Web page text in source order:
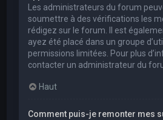
Les administrateurs du forum
soumettre à des vérifications les
rédigez sur le forum. Il est
ayez été placé dans un groupe
permissions limitées. Pour plus
contacter un administrateur du
Haut
Comment puis-je remonter mes